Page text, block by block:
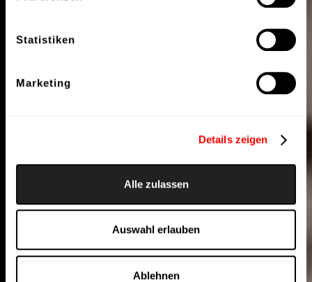
Statistiken
Marketing
Details zeigen
Alle zulassen
Auswahl erlauben
Ablehnen